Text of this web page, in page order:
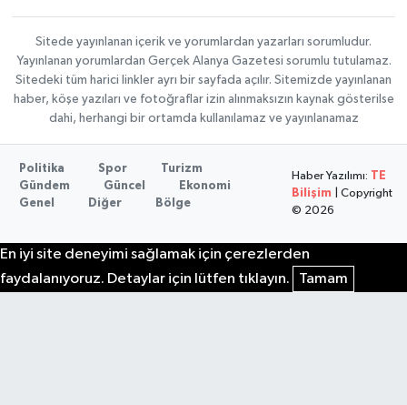
Sitede yayınlanan içerik ve yorumlardan yazarları sorumludur.
Yayınlanan yorumlardan Gerçek Alanya Gazetesi sorumlu tutulamaz.
Sitedeki tüm harici linkler ayrı bir sayfada açılır. Sitemizde yayınlanan
haber, köşe yazıları ve fotoğraflar izin alınmaksızın kaynak gösterilse
dahi, herhangi bir ortamda kullanılamaz ve yayınlanamaz
Politika Spor
Turizm
Gündem
Güncel
Ekonomi
Genel
Diğer Bölge
Haber Yazılımı:
TE
Bilişim | Copyright
© 2026
En iyi site deneyimi sağlamak için çerezlerden
faydalanıyoruz. Detaylar için lütfen tıklayın.
Tamam